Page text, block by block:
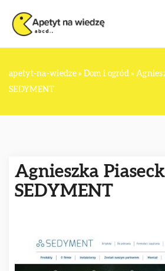
apetyt-na-wiedze» Dom i ogród »
SEDYMENT
Agnieszka
SEDYMENT